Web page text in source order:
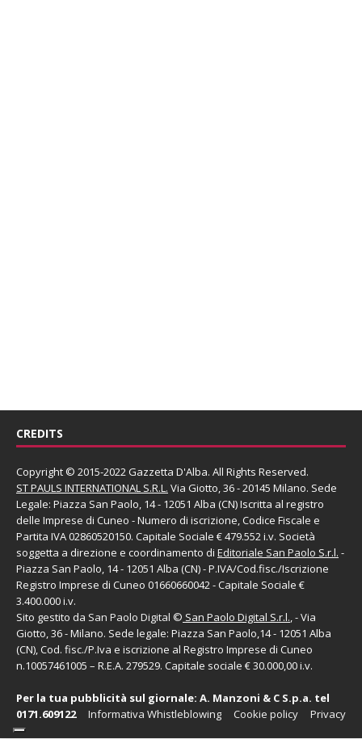
CREDITS
Copyright © 2015-2022 Gazzetta D'Alba. All Rights Reserved.
ST PAULS INTERNATIONAL S.R.L. Via Giotto, 36 - 20145 Milano. Sede
Legale: Piazza San Paolo, 14 - 12051 Alba (CN) Iscritta al registro
delle Imprese di Cuneo - Numero di iscrizione, Codice Fiscale e
Partita IVA 02860520150. Capitale Sociale € 479.552 i.v. Società
soggetta a direzione e coordinamento di Editoriale San Paolo S.r.l. -
Piazza San Paolo, 14 - 12051 Alba (CN) - P.IVA/Cod.fisc./Iscrizione
Registro Imprese di Cuneo 01660660042 - Capitale Sociale €
3.400.000 i.v.
Sito gestito da San Paolo Digital © San Paolo Digital S.r.l., - Via
Giotto, 36 - Milano. Sede legale: Piazza San Paolo,14 - 12051 Alba
(CN), Cod. fisc./P.Iva e iscrizione al Registro Imprese di Cuneo
n.10057461005 – R.E.A. 279529. Capitale sociale € 30.000,00 i.v.
Per la tua pubblicità sul giornale: A. Manzoni & C S.p.a. tel
0171.609122
Privacy
Cookie policy
Informativa Whistleblowing